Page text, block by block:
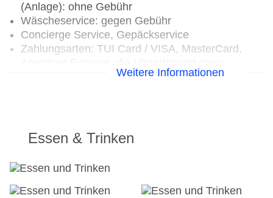
(Anlage): ohne Gebühr
Wäscheservice: gegen Gebühr
Concierge Service, Gepäckservice
Zahlungsarten: TUI Card / VISA, MasterCard,
Kreditkarte beim Check In ist Pflicht
Barzahlung, einmalig ab 125.0 EUR, Anfrage &
Reservierung notwendig
Parkmöglichkeiten: Stellplätze, nicht überdacht:
ca. 25 EUR, Anfrage nicht notwendig, Valet
Parking: pro Nutzung ca. 25 EUR
Weitere Informationen
Essen & Trinken